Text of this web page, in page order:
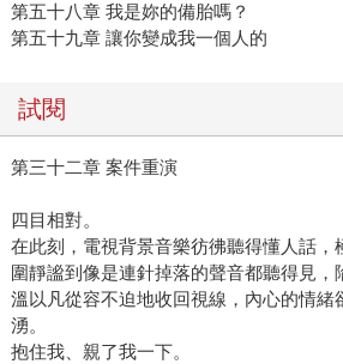
第五十八章 我是妳的備胎嗎？
第五十九章 讓你變成我一個人的
試閱
第三十二章 案件重演
四目相對。
在此刻，電視背景音樂彷彿聽得懂人話，
圍靜謐到像是連針掉落的聲音都聽得見，
溫以凡從容不迫地收回視線，內心的情緒
湧。
抱住我、親了我一下。